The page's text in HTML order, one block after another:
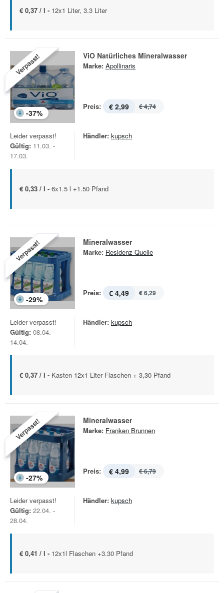
€ 0,37 / l - 12x1 Liter, 3.3 Liter
Verpasst!
-37%
ViO Natürliches Mineralwasser
Marke: Apollinaris
Preis: € 2,99 € 4,74
Leider verpasst!
Gültig: 11.03. -
17.03.
Händler: kupsch
€ 0,33 / l - 6x1.5 l +1.50 Pfand
Verpasst!
-29%
Mineralwasser
Marke: Residenz Quelle
Preis: € 4,49 € 6,29
Leider verpasst!
Gültig: 08.04. -
14.04.
Händler: kupsch
€ 0,37 / l - Kasten 12x1 Liter Flaschen + 3,30 Pfand
Verpasst!
-27%
Mineralwasser
Marke: Franken Brunnen
Preis: € 4,99 € 6,79
Leider verpasst!
Gültig: 22.04. -
28.04.
Händler: kupsch
€ 0,41 / l - 12x1l Flaschen +3.30 Pfand